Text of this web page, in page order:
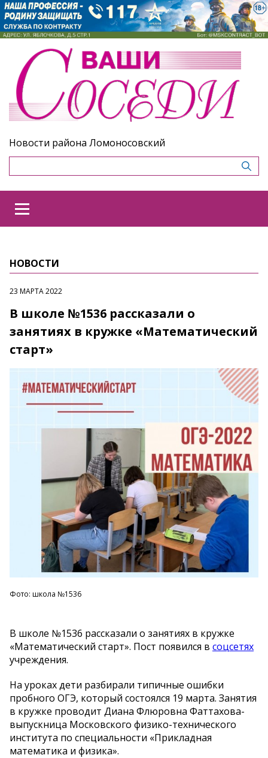
Новости района Ломоносовский
НОВОСТИ
23 МАРТА 2022
В школе №1536 рассказали о
занятиях в кружке «Математический
старт»
Фото: школа №1536
В школе №1536 рассказали о занятиях в кружке
«Математический старт». Пост появился в соцсетях
учреждения.
На уроках дети разбирали типичные ошибки
пробного ОГЭ, который состоялся 19 марта. Занятия
в кружке проводит Диана Флюровна Фаттахова-
выпускница Московского физико-технического
института по специальности «Прикладная
математика и физика».